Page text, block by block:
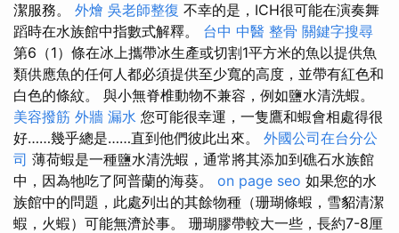
潔服務。 外燴 吳老師整復 不幸的是，ICH很可能在演奏舞
蹈時在水族館中指數式解釋。 台中 中醫 整骨 關鍵字搜尋
第6（1）條在冰上攜帶冰生產或切割1平方米的魚以提供魚
類供應魚的任何人都必須提供至少寬的高度，並帶有紅色和
白色的條紋。 與小無脊椎動物不兼容，例如鹽水清洗蝦。
美容撥筋 外牆 漏水 您可能很幸運，一隻鷹和蝦會相處得很
好……幾乎總是……直到他們彼此出來。 外國公司在台分公
司 薄荷蝦是一種鹽水清洗蝦，通常將其添加到礁石水族館
中，因為牠吃了阿普蘭的海葵。 on page seo 如果您的水
族館中的問題，此處列出的其餘物種（珊瑚條蝦，雪貂清潔
蝦，火蝦）可能無濟於事。 珊瑚膠帶較大一些，長約7-8厘